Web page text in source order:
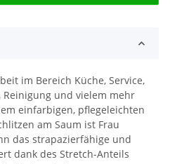
im Bereich Küche, Service,
Reinigung und vielem mehr
einfarbigen, pflegeleichten
am Saum ist Frau
das strapazierfähige und
dank des Stretch-Anteils